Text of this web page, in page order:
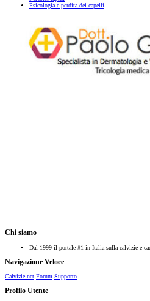
Psicologia e perdita dei capelli
Chi siamo
Dal 1999 il portale #1 in Italia sulla calvizie e
Navigazione Veloce
Calvizie.net Forum Supporto
Profilo Utente